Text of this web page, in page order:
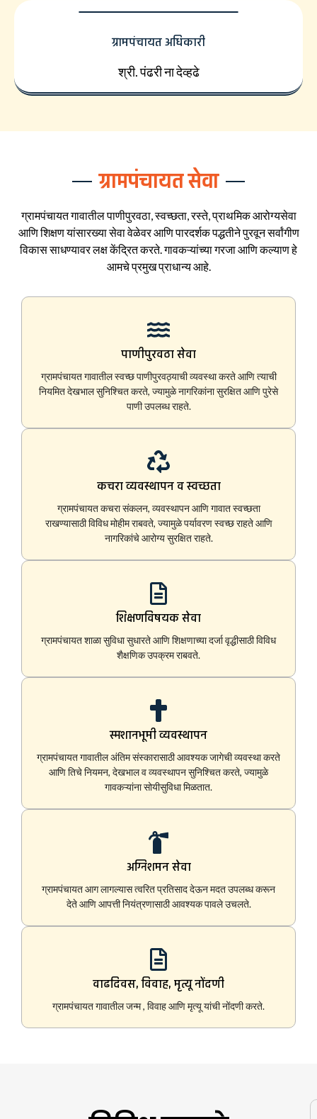
ग्रामपंचायत अधिकारी
श्री. पंढरी ना देव्हढे
ग्रामपंचायत सेवा
ग्रामपंचायत गावातील पाणीपुरवठा, स्वच्छता, रस्ते, प्राथमिक आरोग्यसेवा
आणि शिक्षण यांसारख्या सेवा वेळेवर आणि पारदर्शक पद्धतीने पुरवून सर्वांगीण
विकास साधण्यावर लक्ष केंद्रित करते. गावकऱ्यांच्या गरजा आणि कल्याण हे
आमचे प्रमुख प्राधान्य आहे.
पाणीपुरवठा सेवा
ग्रामपंचायत गावातील स्वच्छ पाणीपुरवठ्याची व्यवस्था करते आणि त्याची
नियमित देखभाल सुनिश्चित करते, ज्यामुळे नागरिकांना सुरक्षित आणि पुरेसे
पाणी उपलब्ध राहते.
कचरा व्यवस्थापन व स्वच्छता
ग्रामपंचायत कचरा संकलन, व्यवस्थापन आणि गावात स्वच्छता
राखण्यासाठी विविध मोहीम राबवते, ज्यामुळे पर्यावरण स्वच्छ राहते आणि
नागरिकांचे आरोग्य सुरक्षित राहते.
शिक्षणविषयक सेवा
ग्रामपंचायत शाळा सुविधा सुधारते आणि शिक्षणाच्या दर्जा वृद्धीसाठी विविध
शैक्षणिक उपक्रम राबवते.
स्मशानभूमी व्यवस्थापन
ग्रामपंचायत गावातील अंतिम संस्कारासाठी आवश्यक जागेची व्यवस्था करते
आणि तिचे नियमन, देखभाल व व्यवस्थापन सुनिश्चित करते, ज्यामुळे
गावकऱ्यांना सोयीसुविधा मिळतात.
अग्निशमन सेवा
ग्रामपंचायत आग लागल्यास त्वरित प्रतिसाद देऊन मदत उपलब्ध करून
देते आणि आपत्ती नियंत्रणासाठी आवश्यक पावले उचलते.
वाढदिवस, विवाह, मृत्यू नोंदणी
ग्रामपंचायत गावातील जन्म , विवाह आणि मृत्यू यांची नोंदणी करते.